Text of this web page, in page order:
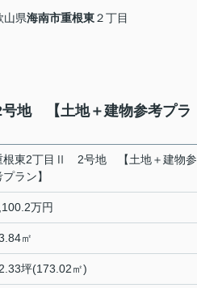
山県海南市重根東２丁目
地 【土地＋建物参考プラ
根東2丁目Ⅱ 2号地 【土地＋建物参
ラン】
万円
㎡
坪(173.02㎡)